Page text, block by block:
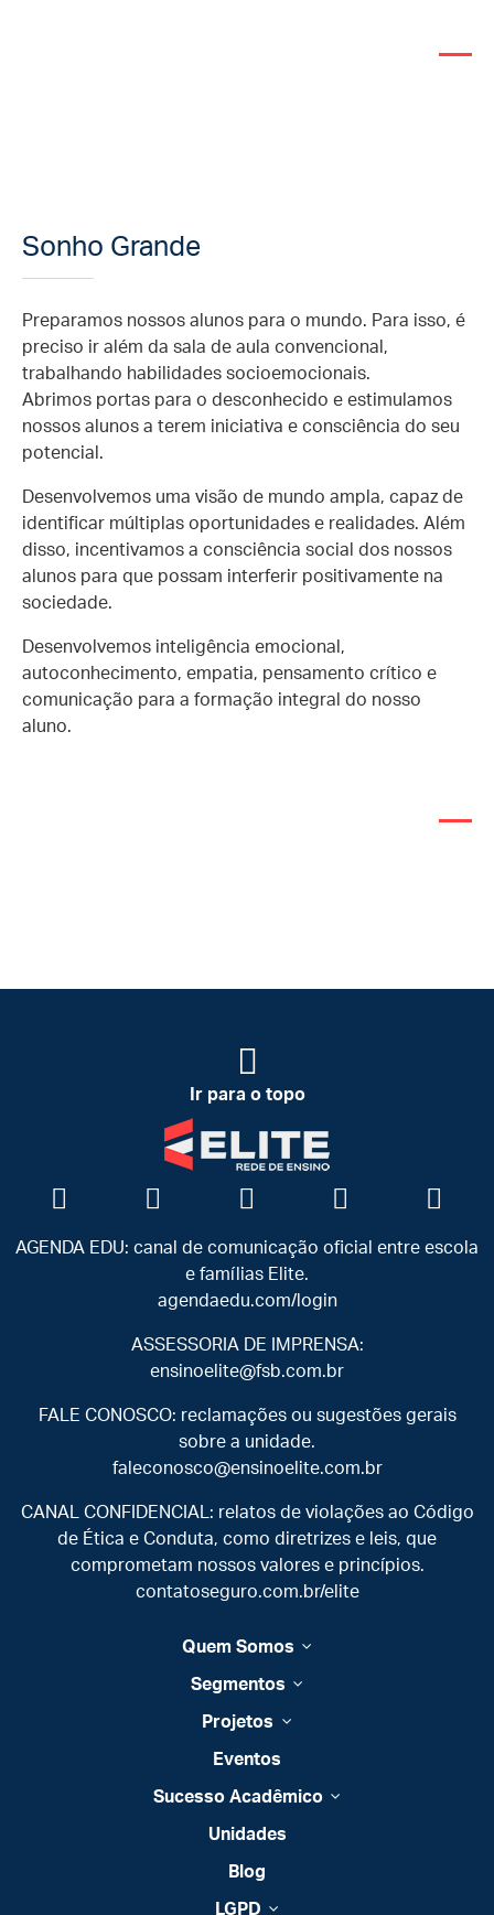
Sonho Grande
Preparamos nossos alunos para o mundo. Para isso, é
preciso ir além da sala de aula convencional,
trabalhando habilidades socioemocionais.
Abrimos portas para o desconhecido e estimulamos
nossos alunos a terem iniciativa e consciência do seu
potencial.
Desenvolvemos uma visão de mundo ampla, capaz de
identificar múltiplas oportunidades e realidades. Além
disso, incentivamos a consciência social dos nossos
alunos para que possam interferir positivamente na
sociedade.
Desenvolvemos inteligência emocional,
autoconhecimento, empatia, pensamento crítico e
comunicação para a formação integral do nosso
aluno.
Ir para o topo
AGENDA EDU: canal de comunicação oficial entre escola
e famílias Elite.
agendaedu.com/login
ASSESSORIA DE IMPRENSA:
ensinoelite@fsb.com.br
FALE CONOSCO: reclamações ou sugestões gerais
sobre a unidade.
faleconosco@ensinoelite.com.br
CANAL CONFIDENCIAL: relatos de violações ao Código
de Ética e Conduta, como diretrizes e leis, que
comprometam nossos valores e princípios.
contatoseguro.com.br/elite
Quem Somos
Segmentos
Projetos
Eventos
Sucesso Acadêmico
Unidades
Blog
LGPD